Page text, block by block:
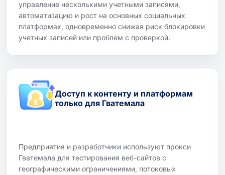
управление несколькими учетными записями,
автоматизацию и рост на основных социальных
платформах, одновременно снижая риск блокировки
учетных записей или проблем с проверкой.
Доступ к контенту и платформам
только для Гватемала
Предприятия и разработчики используют прокси
Гватемала для тестирования веб-сайтов с
географическими ограничениями, потоковых